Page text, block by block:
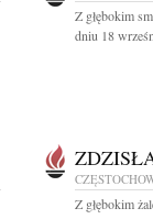
Z głębokim
dniu 18
Z głębokim